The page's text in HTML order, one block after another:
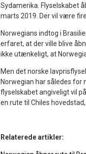
Sydamerika. Flyselskabet
marts 2019. Der vil være
Norwegians indtog i
erfaret, at der ville blive
ikke utænkeligt, at
Men det norske
Norwegian har således
flyselskabet angiveligt vil
en rute til Chiles
Relaterede artikler: